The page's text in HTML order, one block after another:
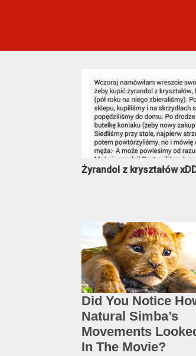
Żyrandol z kryształów